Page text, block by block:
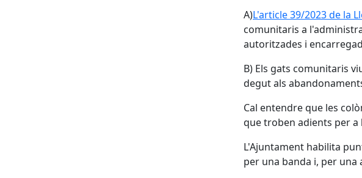
A)L'article 39/2023 de la
comunitaris a
autoritzades i
B) Els gats comunitaris
degut als
Cal entendre que les
que troben adients per a
L'Ajuntament habilita
per una banda i, per